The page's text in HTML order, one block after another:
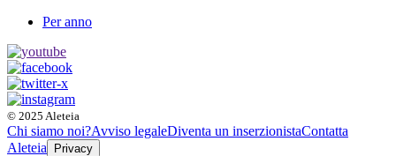
Per anno
© 2025 Aleteia
Chi siamo noi?Avviso legaleDiventa un inserzionistaContatta
Aleteia
Privacy